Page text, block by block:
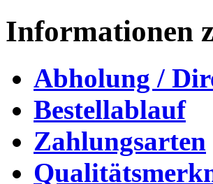
Informationen
Abholung /
Bestellablauf
Zahlungsarten